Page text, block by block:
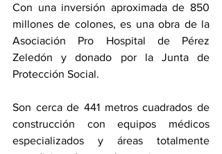
Con una inversión aproximada de 850
millones de colones, es una obra de la
Asociación Pro Hospital de Pérez
Zeledón y donado por la Junta de
Protección Social.
Son cerca de 441 metros cuadrados de
construcción con equipos médicos
especializados y áreas totalmente